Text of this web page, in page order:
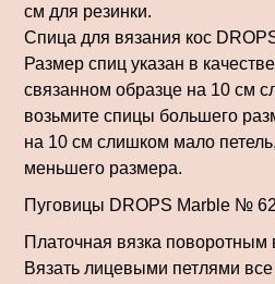
см для резинки.
Спица для вязания кос
Размер спиц указан в
связанном образце на 10 см
возьмите спицы большего
на 10 см слишком мало
меньшего размера.
Пуговицы DROPS Marble №
Платочная вязка поворотным
Вязать лицевыми петлями